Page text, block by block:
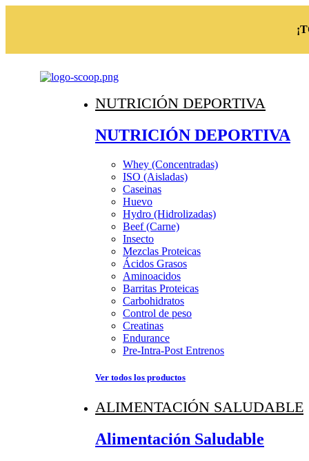
NUTRICIÓN DEPORTIVA
NUTRICIÓN DEPORTIVA
Whey (Concentradas)
ISO (Aisladas)
Caseinas
Huevo
Hydro (Hidrolizadas)
Beef (Carne)
Insecto
Mezclas Proteicas
Ácidos Grasos
Aminoacidos
Barritas Proteicas
Carbohidratos
Control de peso
Creatinas
Endurance
Pre-Intra-Post Entrenos
Ver todos los productos
ALIMENTACIÓN SALUDABLE
Alimentación Saludable